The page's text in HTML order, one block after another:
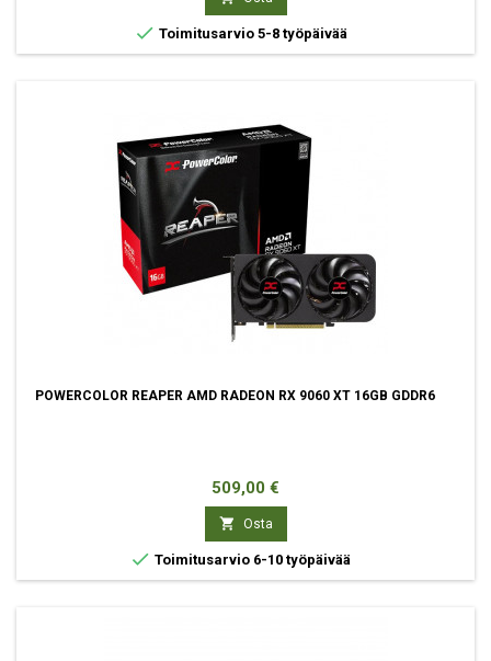
 Toimitusarvio 5-8 työpäivää
POWERCOLOR REAPER AMD RADEON RX 9060 XT 16GB GDDR6
Hinta
509,00 €
 Osta
 Toimitusarvio 6-10 työpäivää